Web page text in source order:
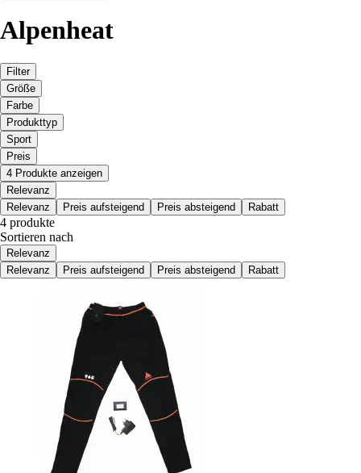
Alpenheat
Filter
Größe
Farbe
Produkttyp
Sport
Preis
4 Produkte anzeigen
Relevanz
Relevanz
Preis aufsteigend Preis absteigend Rabatt
4 produkte
Sortieren nach
Relevanz
Relevanz
Preis aufsteigend Preis absteigend Rabatt